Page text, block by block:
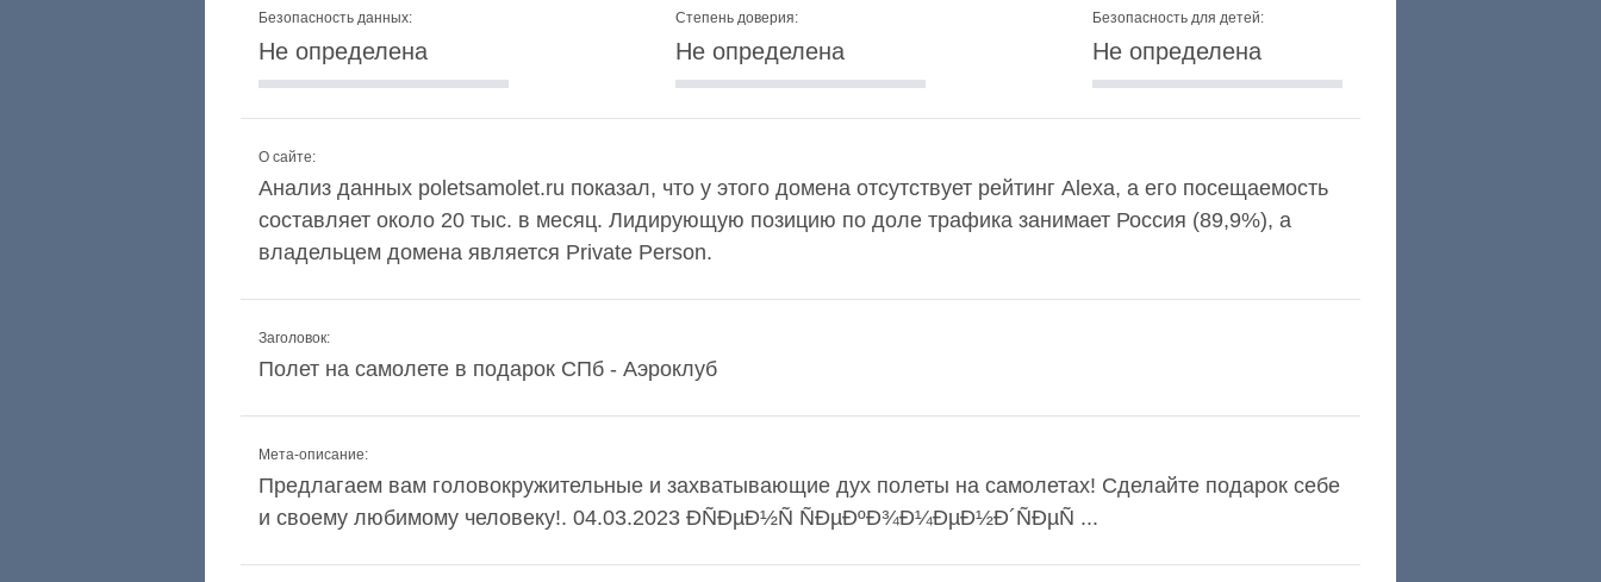
Безопасность данных:
Не определена
Степень доверия:
Не определена
Безопасность для детей:
Не определена
О сайте:
Анализ данных poletsamolet.ru показал, что у этого домена отсутствует рейтинг Alexa, а его посещаемость
составляет около 20 тыс. в месяц. Лидирующую позицию по доле трафика занимает Россия (89,9%), а
владельцем домена является Private Person.
Заголовок:
Полет на самолете в подарок СПб - Аэроклуб
Мета-описание:
Предлагаем вам головокружительные и захватывающие дух полеты на самолетах! Сделайте подарок себе
и своему любимому человеку!. 04.03.2023 ÐÑÐµÐ½Ñ ÑÐµÐºÐ¾Ð¼ÐµÐ½Ð´ÑÐµÑ ...